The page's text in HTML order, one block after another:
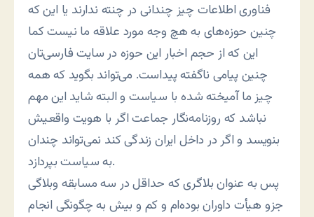
فناوری اطلاعات چیز چندانی در چنته ندارند یا این که
چنین حوزه‌های به هچ وجه مورد علاقه ما نیست کما
این که از حجم اخبار این حوزه در سایت فارسی‌تان
چنین پیامی ناگفته پیداست. می‌تواند بگوید که همه
چیز ما آمیخته شده با سیاست و البته شاید این مهم
نباشد که روزنامه‌نگار جماعت اگر با هویت واقعیش
بنویسد و اگر در داخل ایران زندگی کند نمی‌تواند چندان
به سیاست بپردازد.
پس به عنوان بلاگری که حداقل در سه مسابقه وبلاگی
جزو هیأت داوران بوده‌ام و کم و بیش به چگونگی انجام